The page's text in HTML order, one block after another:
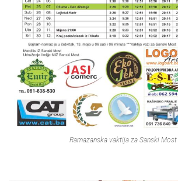
Ramazanska vaktija za Sanski Most